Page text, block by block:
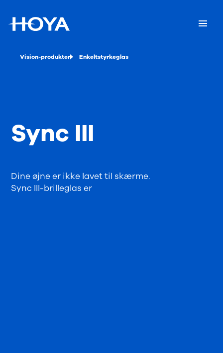
Vision-produkter Enkeltstyrkeglas
Dine øjne er ikke lavet til skærme.
Sync III-brilleglas er
Sync III